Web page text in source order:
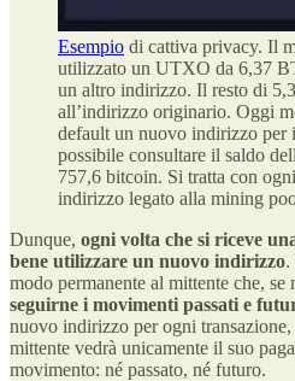
Esempio di cattiva privacy. Il
utilizzato un UTXO da 6,37
un altro indirizzo. Il resto di
all’indirizzo originario. Oggi
default un nuovo indirizzo per
possibile consultare il saldo
757,6 bitcoin. Si tratta con
indirizzo legato alla mining
Dunque, ogni volta che si riceve
bene utilizzare un nuovo indirizzo.
modo permanente al mittente che,
seguirne i movimenti passati e
nuovo indirizzo per ogni
mittente vedrà unicamente il suo
movimento: né passato, né futuro.